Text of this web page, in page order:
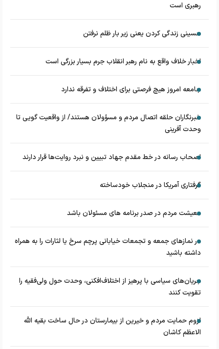
رهبری است
حسینی زندگی کردن یعنی زیر بار ظلم نرفتن
اخبار خلاف واقع به نام رهبر انقلاب جرم بسیار بزرگی است
جامعه امروز هیچ فرصتی برای اختلاف و تفرقه ندارد
خبرنگاران حلقه اتصال مردم و مسؤولان هستند/ از واقعیت گویی تا
وحدت آفرینی
اصحاب رسانه در خط مقدم جهاد تبیین و نبرد روایت‌ها قرار دارند
گرفتاری آمریکا در منجلاب خودساخته
معیشت مردم در صدر برنامه های مسئولان باشد
در نماز‌های جمعه و تجمعات خیابانی پرچم سرخ یا لثارات را به همراه
داشته باشید
جریان‌های سیاسی با پرهیز از اختلاف‌افکنی، وحدت حول ولی‌فقیه را
تقویت کنند
لزوم حمایت مردم و خیرین از بیمارستان در حال ساخت بقیه الله
الاعظم کاشان